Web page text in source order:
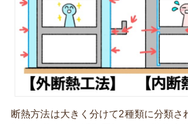
断熱方法は大きく分けて2種類に分類さ